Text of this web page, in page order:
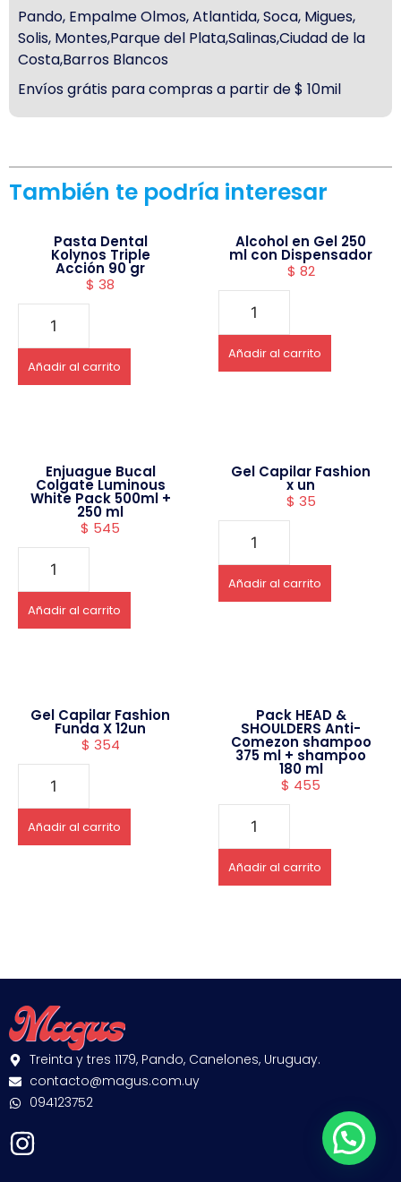
Pando, Empalme Olmos, Atlantida, Soca, Migues,
Solis, Montes,Parque del Plata,Salinas,Ciudad de la
Costa,Barros Blancos
Envíos grátis para compras a partir de $ 10mil
También te podría interesar
Pasta Dental
Kolynos Triple
Acción 90 gr
$ 38
Añadir al carrito
Alcohol en Gel 250
ml con Dispensador
$ 82
Añadir al carrito
Enjuague Bucal
Colgate Luminous
White Pack 500ml +
250 ml
$ 545
Añadir al carrito
Gel Capilar Fashion
x un
$ 35
Añadir al carrito
Gel Capilar Fashion
Funda X 12un
$ 354
Añadir al carrito
Pack HEAD &
SHOULDERS Anti-
Comezon shampoo
375 ml + shampoo
180 ml
$ 455
Añadir al carrito
Treinta y tres 1179, Pando, Canelones, Uruguay.
contacto@magus.com.uy
094123752